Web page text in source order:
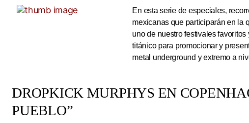
En esta serie de especiales,
mexicanas que participarán en la
uno de nuestro festivales
titánico para promocionar y
metal underground y extremo a
DROPKICK MURPHYS EN
PUEBLO”